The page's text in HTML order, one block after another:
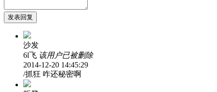
发表回复
沙发
6l飞 该用户已被删除
2014-12-20 14:45:29
/抓狂 咋还秘密啊